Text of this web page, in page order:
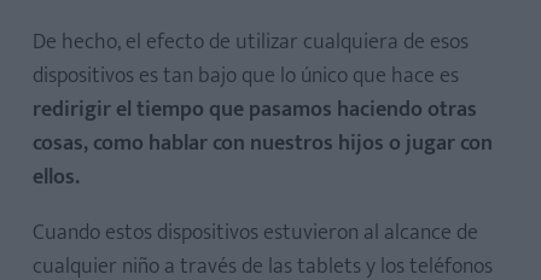
De hecho, el efecto de utilizar cualquiera de esos
dispositivos es tan bajo que lo único que hace es
redirigir el tiempo que pasamos haciendo otras
cosas, como hablar con nuestros hijos o jugar con
ellos.
Cuando estos dispositivos estuvieron al alcance de
cualquier niño a través de las tablets y los teléfonos